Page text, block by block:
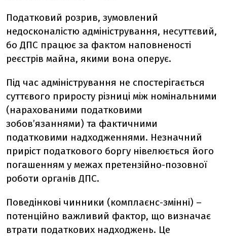
Податковий розрив, зумовлений
недосконалістю адміністрування, несуттєвий,
бо ДПС працює за фактом наповненості
реєстрів майна, якими вона оперує.
Під час адміністрування не спостерігається
суттєвого приросту різниці між номінальними
(нарахованими податковими
зобов’язаннями) та фактичними
податковими надходженнями. Незначний
приріст податкового боргу нівелюється його
погашенням у межах претензійно-позовної
роботи органів ДПС.
Поведінкові чинники (комплаєнс-змінні) –
потенційно важливий фактор, що визначає
втрати податкових надходжень. Це